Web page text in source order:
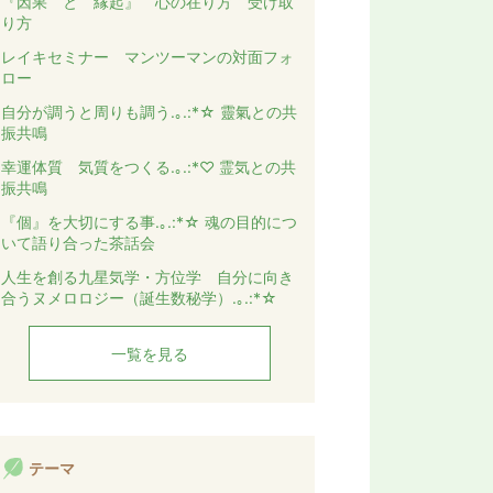
り方
レイキセミナー マンツーマンの対面フォ
ロー
自分が調うと周りも調う.｡.:*☆ 靈氣との共
振共鳴
幸運体質 気質をつくる.｡.:*♡ 霊気との共
振共鳴
『個』を大切にする事.｡.:*☆ 魂の目的につ
いて語り合った茶話会
人生を創る九星気学・方位学 自分に向き
合うヌメロロジー（誕生数秘学）.｡.:*☆
一覧を見る
テーマ